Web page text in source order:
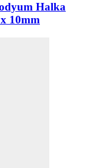
Halka
10mm